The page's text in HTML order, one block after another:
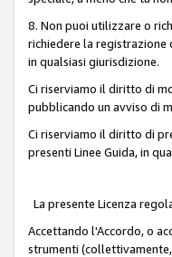
8. Non puoi utilizzare o
richiedere la registrazione
in qualsiasi giurisdizione.
Ci riserviamo il diritto di
pubblicando un avviso di
Ci riserviamo il diritto di
presenti Linee Guida, in
La presente Licenza
Accettando l'Accordo, o
strumenti